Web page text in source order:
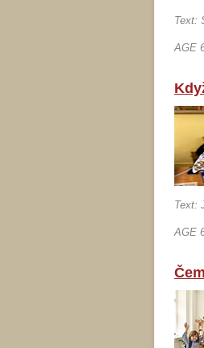
Text:
AGE
Text:
AGE